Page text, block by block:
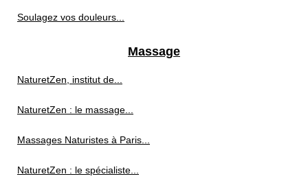
Soulagez vos douleurs...
Massage
NaturetZen, institut de...
NaturetZen : le massage...
Massages Naturistes à Paris...
NaturetZen : le spécialiste...